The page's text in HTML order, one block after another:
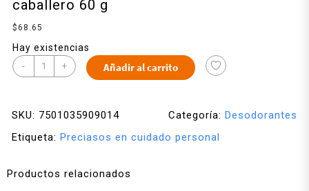
caballero 60 g
$68.65
Hay existencias
- + Añadir al carrito
SKU: 7501035909014 Categoría: Desodorantes
Etiqueta: Preciasos en cuidado personal
Productos relacionados